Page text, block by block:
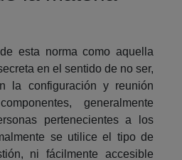
esta norma como aquella
en el sentido de no ser,
la configuración y reunión
generalmente
pertenecientes a los
se utilice el tipo de
ni fácilmente accesible